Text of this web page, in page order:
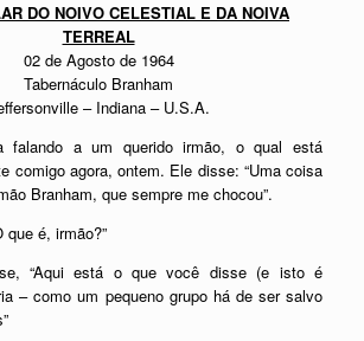
DO NOIVO CELESTIAL E DA NOIVA
TERREAL
02 de Agosto de 1964
Tabernáculo Branham
– Indiana – U.S.A.
falando a um querido irmão, o qual está
comigo agora, ontem. Ele disse: “Uma coisa
Branham, que sempre me chocou”.
que é, irmão?”
“Aqui está o que você disse (e isto é
– como um pequeno grupo há de ser salvo